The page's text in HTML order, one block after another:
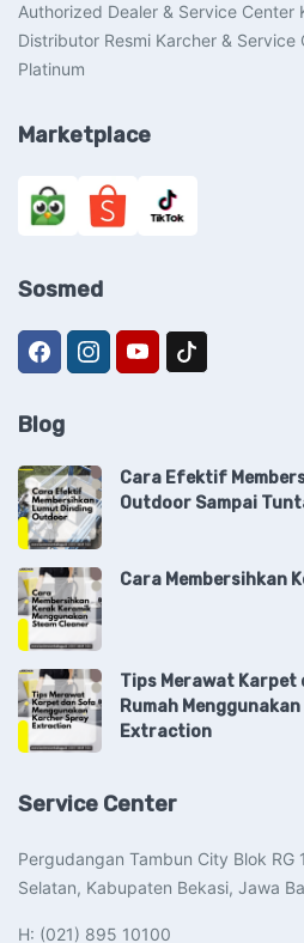
Authorized Dealer & Service Center
Distributor Resmi Karcher & Service
Platinum
Marketplace
Sosmed
Blog
Cara Efektif
Outdoor Sampai
Cara Membersihkan
Tips Merawat Karpet
Rumah
Extraction
Service Center
Pergudangan Tambun City Blok RG
Selatan, Kabupaten Bekasi, Jawa
H: (021) 895 10100